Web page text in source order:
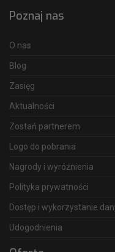
Poznaj nas
O nas
Blog
Zasięg
Aktualności
Zostań partnerem
Logo do pobrania
Nagrody i wyróżnienia
Polityka prywatności
Dostęp i wykorzystanie
Udogodnienia